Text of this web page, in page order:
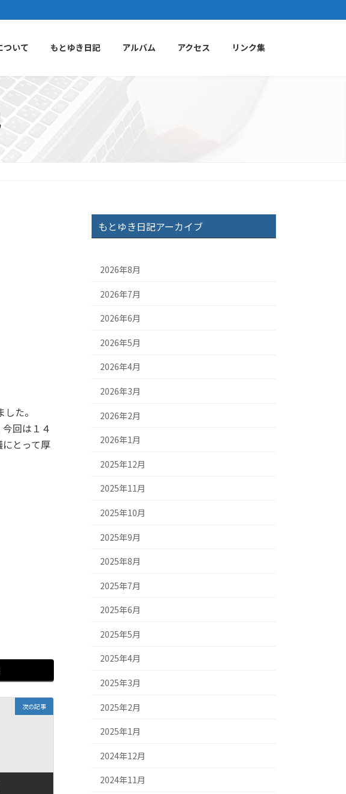
ついて もとゆき日記 アルバム アクセス リンク集
た。
回は１４
とって厚
次の記事
もとゆき日記アーカイブ
2026年8月
2026年7月
2026年6月
2026年5月
2026年4月
2026年3月
2026年2月
2026年1月
2025年12月
2025年11月
2025年10月
2025年9月
2025年8月
2025年7月
2025年6月
2025年5月
2025年4月
2025年3月
2025年2月
2025年1月
2024年12月
2024年11月